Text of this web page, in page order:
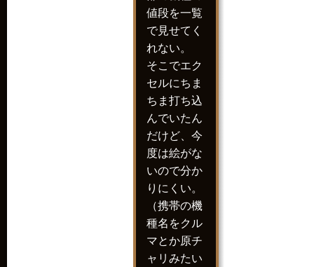
値段を一覧
で見せてく
れない。
そこでエク
セルにちま
ちま打ち込
んでいたん
だけど、今
度は絵がな
いので分か
りにくい。
（携帯の機
種名をクル
マとか原チ
ャリみたい